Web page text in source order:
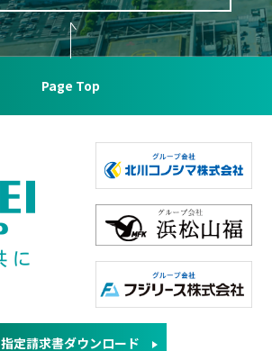
Page Top
指定請求書ダウンロード